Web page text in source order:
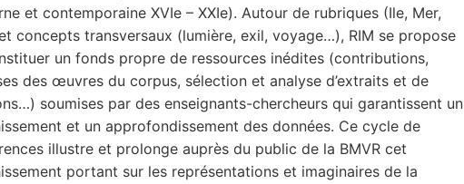
et contemporaine XVIe – XXIe). Autour de rubriques (Ile, Mer,
concepts transversaux (lumière, exil, voyage…), RIM se propose
un fonds propre de ressources inédites (contributions,
des œuvres du corpus, sélection et analyse d’extraits et de
soumises par des enseignants-chercheurs qui garantissent un
et un approfondissement des données. Ce cycle de
illustre et prolonge auprès du public de la BMVR cet
portant sur les représentations et imaginaires de la